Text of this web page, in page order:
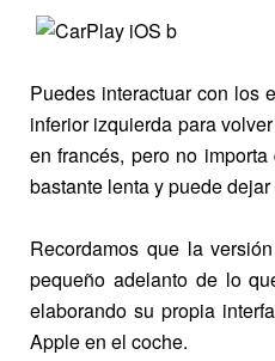
Puedes interactuar con los
inferior izquierda para
en francés, pero no
bastante lenta y puede
Recordamos que la
pequeño adelanto de lo
elaborando su propia
Apple en el coche.